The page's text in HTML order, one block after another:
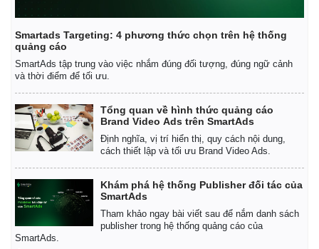
Smartads Targeting: 4 phương thức chọn trên hệ thống
quảng cáo
SmartAds tập trung vào việc nhắm đúng đối tượng, đúng ngữ cảnh
và thời điểm để tối ưu.
Tổng quan về hình thức quảng cáo
Brand Video Ads trên SmartAds
Định nghĩa, vị trí hiển thị, quy cách nội dung,
cách thiết lập và tối ưu Brand Video Ads.
Khám phá hệ thống Publisher đối tác của
SmartAds
Tham khảo ngay bài viết sau để nắm danh sách
publisher trong hệ thống quảng cáo của
SmartAds.